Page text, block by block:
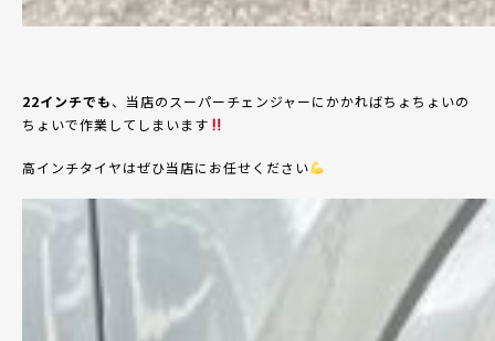
22インチでも、当店のスーパーチェンジャーにかかればちょちょいの
ちょいで作業してしまいます
高インチタイヤはぜひ当店にお任せください